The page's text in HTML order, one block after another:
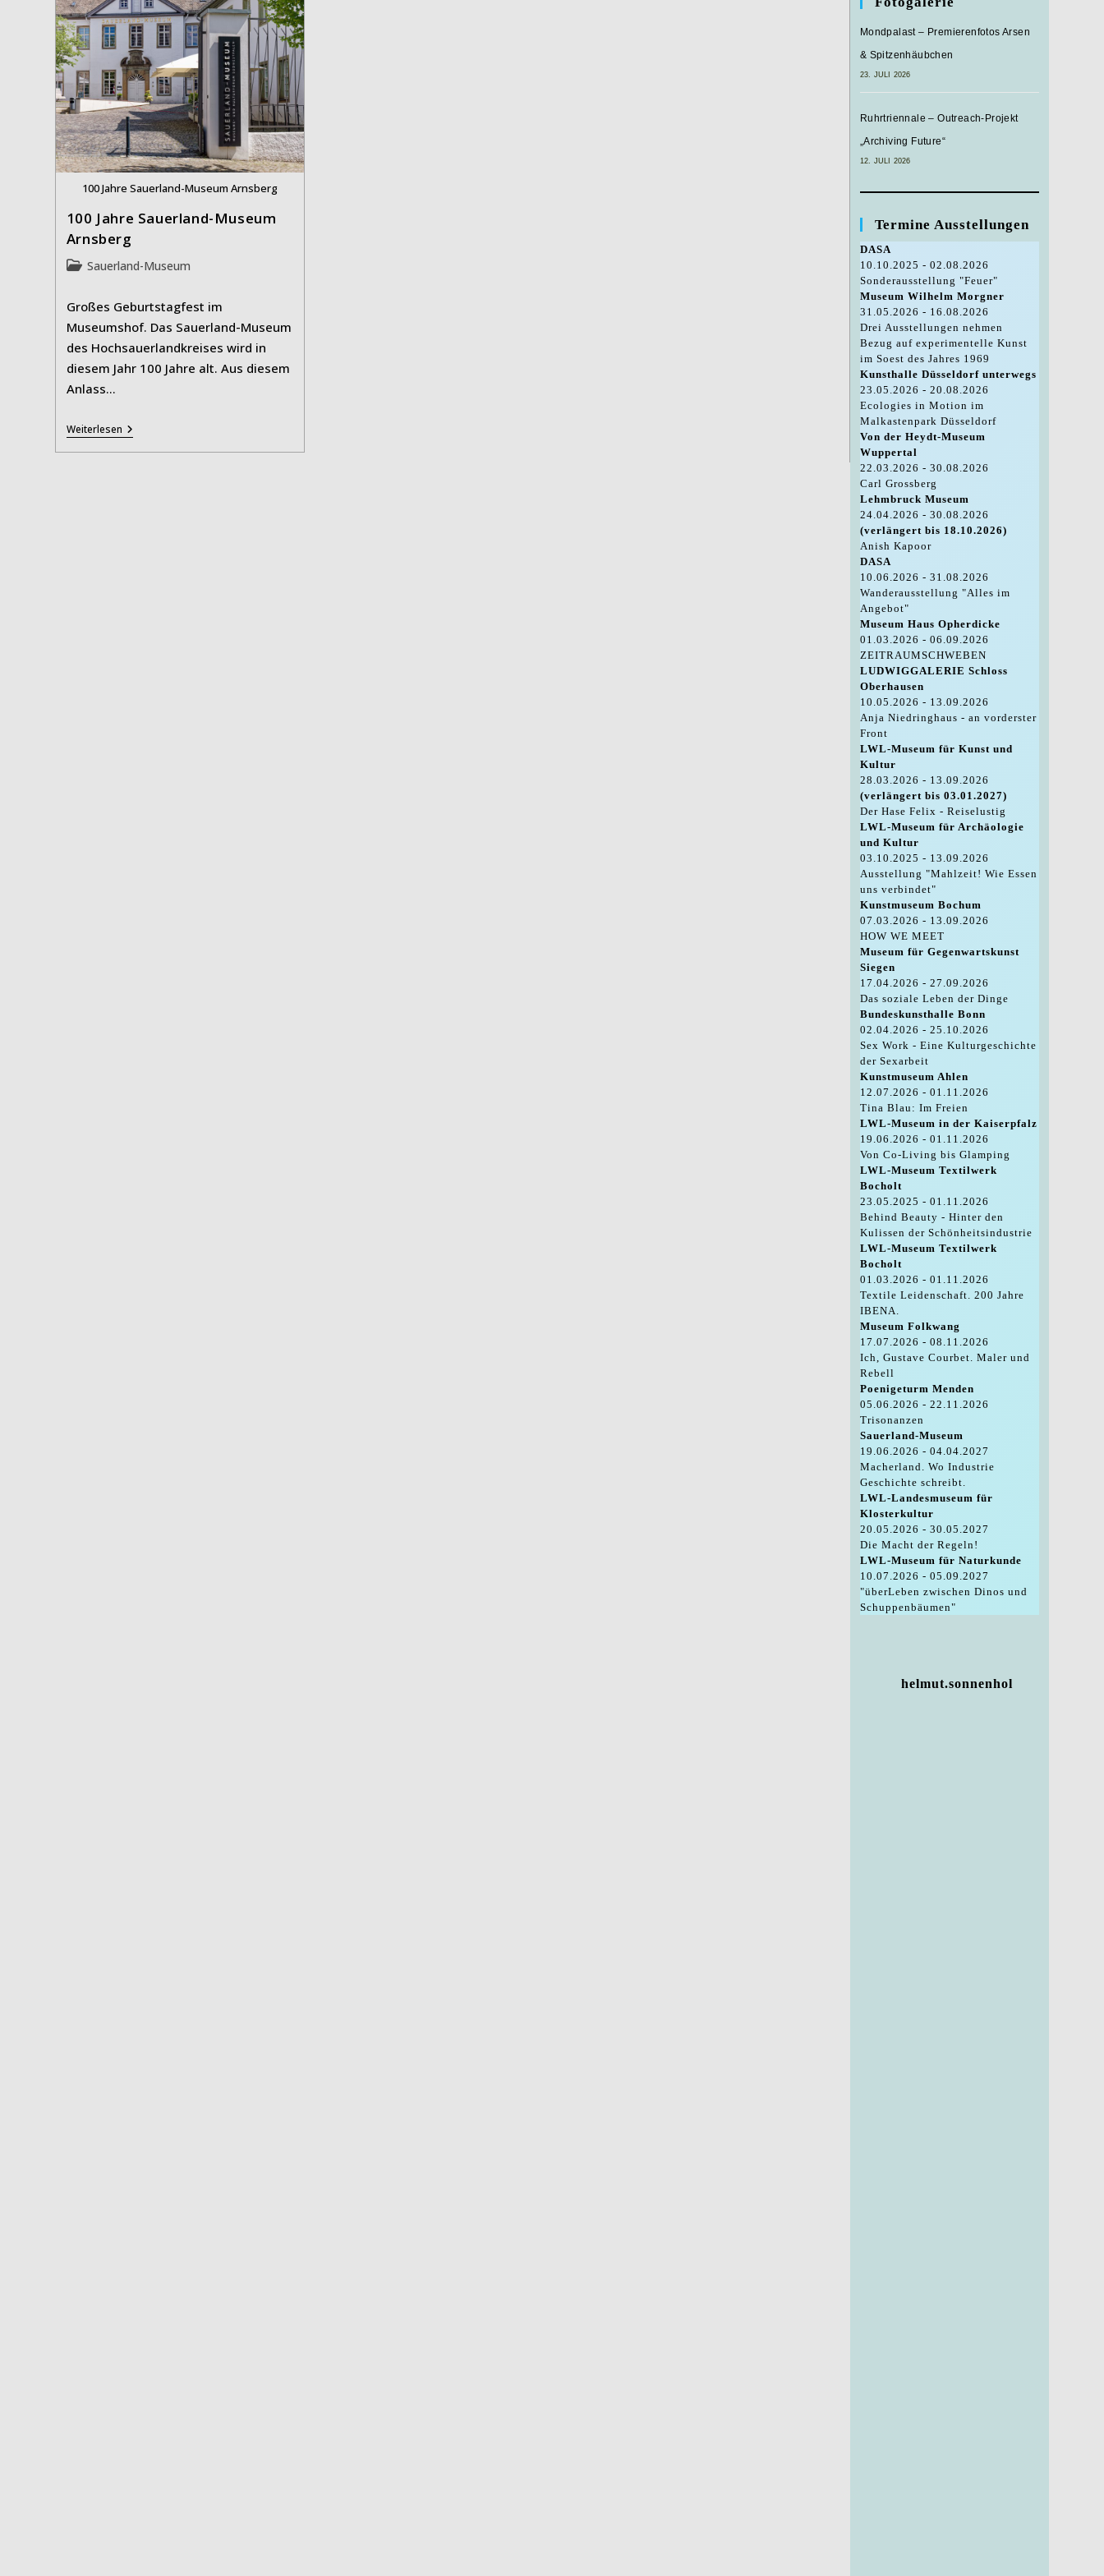
100 Jahre Sauerland-Museum Arnsberg
100 Jahre Sauerland-Museum
Arnsberg
Beitrags-
Sauerland-Museum
Großes Geburtstagfest im
Museumshof. Das Sauerland-Museum
des Hochsauerlandkreises wird in
diesem Jahr 100 Jahre alt. Aus diesem
Anlass…
Weiterlesen100
Jahre
Sauerland-
Mondpalast – Premierenfotos Arsen
& Spitzenhäubchen
23. JULI 2026
Ruhrtriennale – Outreach-Projekt
„Archiving Future“
12. JULI 2026
Termine Ausstellungen
DASA
10.10.2025 - 02.08.2026
Sonderausstellung "Feuer"
Museum Wilhelm Morgner
31.05.2026 - 16.08.2026
Drei Ausstellungen nehmen
Bezug auf experimentelle Kunst
im Soest des Jahres 1969
Kunsthalle Düsseldorf unterwegs
23.05.2026 - 20.08.2026
Ecologies in Motion im
Malkastenpark Düsseldorf
Von der Heydt-Museum
Wuppertal
22.03.2026 - 30.08.2026
Carl Grossberg
Lehmbruck Museum
24.04.2026 - 30.08.2026
(verlängert bis 18.10.2026)
Anish Kapoor
DASA
10.06.2026 - 31.08.2026
Wanderausstellung "Alles im
Angebot"
Museum Haus Opherdicke
01.03.2026 - 06.09.2026
ZEITRAUMSCHWEBEN
LUDWIGGALERIE Schloss
Oberhausen
10.05.2026 - 13.09.2026
Anja Niedringhaus - an vorderster
Front
LWL-Museum für Kunst und
Kultur
28.03.2026 - 13.09.2026
(verlängert bis 03.01.2027)
Der Hase Felix - Reiselustig
LWL-Museum für Archäologie
und Kultur
03.10.2025 - 13.09.2026
Ausstellung "Mahlzeit! Wie Essen
uns verbindet"
Kunstmuseum Bochum
07.03.2026 - 13.09.2026
HOW WE MEET
Museum für Gegenwartskunst
Siegen
17.04.2026 - 27.09.2026
Das soziale Leben der Dinge
Bundeskunsthalle Bonn
02.04.2026 - 25.10.2026
Sex Work - Eine Kulturgeschichte
der Sexarbeit
Kunstmuseum Ahlen
12.07.2026 - 01.11.2026
Tina Blau: Im Freien
LWL-Museum in der Kaiserpfalz
19.06.2026 - 01.11.2026
Von Co-Living bis Glamping
LWL-Museum Textilwerk
Bocholt
23.05.2025 - 01.11.2026
Behind Beauty - Hinter den
Kulissen der Schönheitsindustrie
LWL-Museum Textilwerk
Bocholt
01.03.2026 - 01.11.2026
Textile Leidenschaft. 200 Jahre
IBENA.
Museum Folkwang
17.07.2026 - 08.11.2026
Ich, Gustave Courbet. Maler und
Rebell
Poenigeturm Menden
05.06.2026 - 22.11.2026
Trisonanzen
Sauerland-Museum
19.06.2026 - 04.04.2027
Macherland. Wo Industrie
Geschichte schreibt.
LWL-Landesmuseum für
Klosterkultur
20.05.2026 - 30.05.2027
Die Macht der Regeln!
LWL-Museum für Naturkunde
10.07.2026 - 05.09.2027
"überLeben zwischen Dinos und
Schuppenbäumen"
helmut.sonnenhol